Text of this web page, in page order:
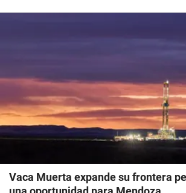
Vaca Muerta expande su frontera